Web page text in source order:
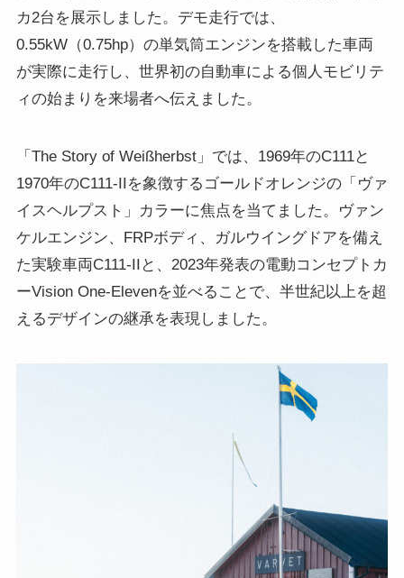
カ2台を展示しました。デモ走行では、
0.55kW（0.75hp）の単気筒エンジンを搭載した車両
が実際に走行し、世界初の自動車による個人モビリテ
ィの始まりを来場者へ伝えました。
「The Story of Weißherbst」では、1969年のC111と
1970年のC111-IIを象徴するゴールドオレンジの「ヴァ
イスヘルプスト」カラーに焦点を当てました。ヴァン
ケルエンジン、FRPボディ、ガルウイングドアを備え
た実験車両C111-IIと、2023年発表の電動コンセプトカ
ーVision One-Elevenを並べることで、半世紀以上を超
えるデザインの継承を表現しました。